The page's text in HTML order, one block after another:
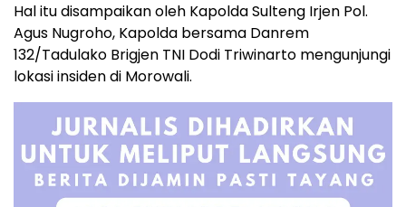
Hal itu disampaikan oleh Kapolda Sulteng Irjen Pol.
Agus Nugroho, Kapolda bersama Danrem
132/Tadulako Brigjen TNI Dodi Triwinarto mengunjungi
lokasi insiden di Morowali.